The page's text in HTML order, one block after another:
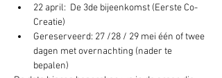
22 april:  De 3de bijeenkomst (Eerste Co-
Creatie)
Gereserveerd: 27 /28 / 29 mei één of twee
dagen met overnachting (nader te
bepalen)